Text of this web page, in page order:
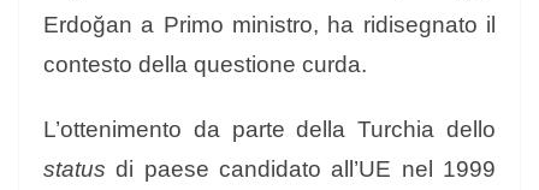
Erdoğan a Primo ministro, ha ridisegnato il
contesto della questione curda.
L’ottenimento da parte della Turchia dello
status di paese candidato all’UE nel 1999